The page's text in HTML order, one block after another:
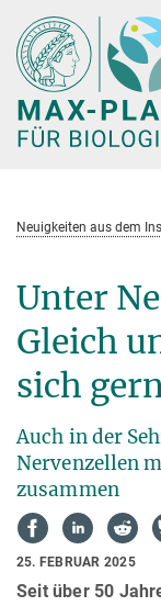
Hauptinhalt
Neuigkeiten aus dem
Unter
Gleich
sich
Auch in der
Nervenzellen
zusammen
25. FEBRUAR 2025
Seit über 50